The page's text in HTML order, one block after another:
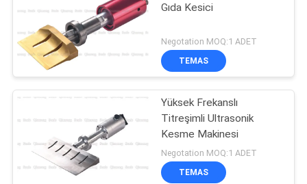
Gıda Kesici
Negotation MOQ:1 ADET
TEMAS
Yüksek Frekanslı
Titreşimli Ultrasonik
Kesme Makinesi
Negotation MOQ:1 ADET
TEMAS